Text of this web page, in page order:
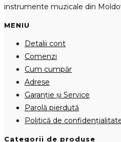
instrumente muzicale din
MENIU
Detalii cont
Comenzi
Cum cumpăr
Adrese
Garanție și Service
Parolă pierdută
Politică de
Categorii de produse